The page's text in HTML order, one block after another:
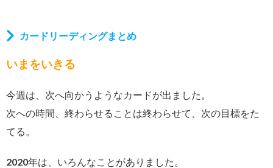
カードリーディングまとめ
いまをいきる
今週は、次へ向かうようなカードが出ました。
次への時間、終わらせることは終わらせて、次の目標をた
てる。
2020年は、いろんなことがありました。